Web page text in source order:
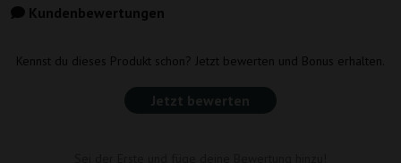
Kundenbewertungen
Kennst du dieses Produkt schon? Jetzt bewerten und Bonus erhalten.
Jetzt bewerten